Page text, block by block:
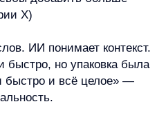
точность.
—